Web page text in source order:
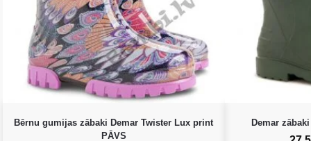
Bērnu gumijas zābaki Demar Twister Lux print
PĀVS
Demar